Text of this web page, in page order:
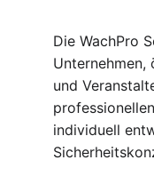
Die WachPro
und
individuell